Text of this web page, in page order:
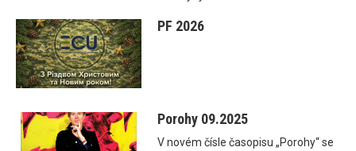
PF 2026
Porohy 09.2025
V novém čísle časopisu „Porohy“ se